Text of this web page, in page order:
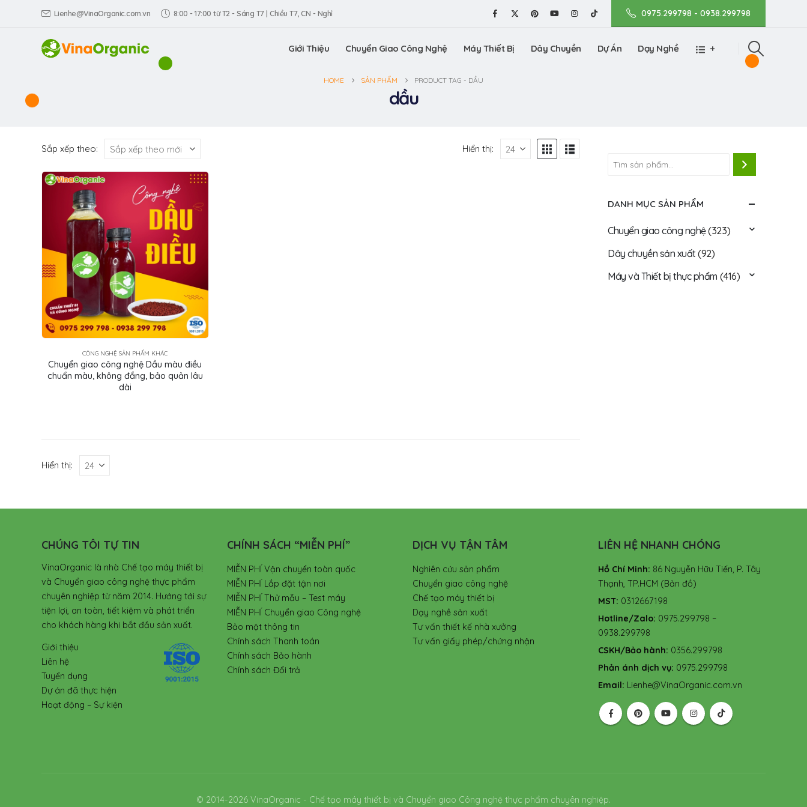
Lienhe@VinaOrganic.com.vn 8:00 - 17:00 từ T2 - Sáng T7 | Chiều T7, CN - Nghỉ 0975.299798 - 0938.299798
Giới Thiệu Chuyển Giao Công Nghệ Máy Thiết Bị Dây Chuyền Dự Án Dạy Nghề +
HOME SẢN PHẨM PRODUCT TAG - DẦU
dầu
Sắp xếp theo: Hiển thị:
CÔNG NGHỆ SẢN PHẨM KHÁC
Chuyển giao công nghệ Dầu màu điều
chuẩn màu, không đắng, bảo quản lâu
dài
Hiển thị:
DANH MỤC SẢN PHẨM
Chuyển giao công nghệ(323)
Dây chuyền sản xuất(92)
Máy và Thiết bị thực phẩm (416)
CHÚNG TÔI TỰ TIN
VinaOrganic là nhà Chế tạo máy thiết bị
và Chuyển giao công nghệ thực phẩm
chuyên nghiệp từ năm 2014. Hướng tới sự
tiện lợi, an toàn, tiết kiệm và phát triển
cho khách hàng khi bắt đầu sản xuất.
Giới thiệu
Liên hệ
Tuyển dụng
Dự án đã thực hiện
Hoạt động – Sự kiện
CHÍNH SÁCH “MIỄN PHÍ”
MIỄN PHÍ Vận chuyển toàn quốc
MIỄN PHÍ Lắp đặt tận nơi
MIỄN PHÍ Thử mẫu – Test máy
MIỄN PHÍ Chuyển giao Công nghệ
Bảo mật thông tin
Chính sách Thanh toán
Chính sách Bảo hành
Chính sách Đổi trả
DỊCH VỤ TẬN TÂM
Nghiên cứu sản phẩm
Chuyển giao công nghệ
Chế tạo máy thiết bị
Dạy nghề sản xuất
Tư vấn thiết kế nhà xưởng
Tư vấn giấy phép/chứng nhận
LIÊN HỆ NHANH CHÓNG
Hồ Chí Minh: 86 Nguyễn Hữu Tiến, P. Tây
Thạnh, TP.HCM (Bản đồ)
MST: 0312667198
Hotline/Zalo: 0975.299798 –
0938.299798
CSKH/Bảo hành: 0356.299798
Phản ánh dịch vụ: 0975.299798
Email: Lienhe@VinaOrganic.com.vn
© 2014-2026 VinaOrganic - Chế tạo máy thiết bị và Chuyển giao Công nghệ thực phẩm chuyên nghiệp.